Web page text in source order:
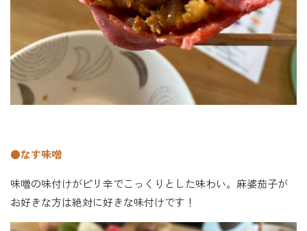
●なす味噌
味噌の味付けがピリ辛でこっくりとした味わい。麻婆茄子が
お好きな方は絶対に好きな味付けです！